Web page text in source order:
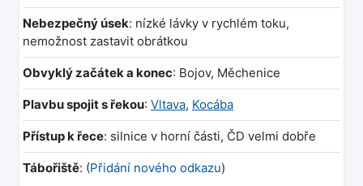
Nebezpečný úsek: nízké lávky v rychlém toku,
nemožnost zastavit obrátkou
Obvyklý začátek a konec: Bojov, Měchenice
Plavbu spojit s řekou: Vltava, Kocába
Přístup k řece: silnice v horní části, ČD velmi dobře
Tábořiště: (Přidání nového odkazu)